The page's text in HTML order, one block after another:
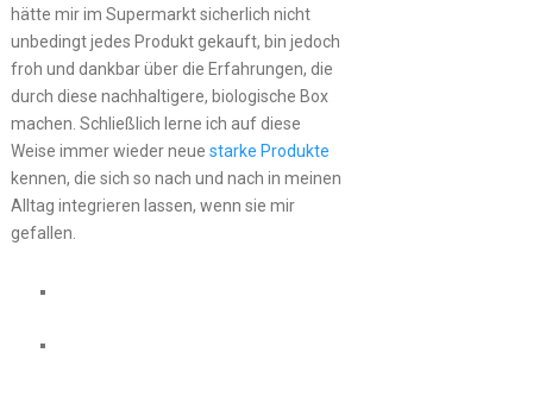
hätte mir im Supermarkt sicherlich nicht
unbedingt jedes Produkt gekauft, bin jedoch
froh und dankbar über die Erfahrungen, die
durch diese nachhaltigere, biologische Box
machen. Schließlich lerne ich auf diese
Weise immer wieder neue starke Produkte
kennen, die sich so nach und nach in meinen
Alltag integrieren lassen, wenn sie mir
gefallen.